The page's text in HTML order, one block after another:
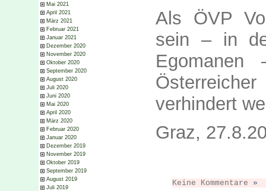
Mai 2021
April 2021
März 2021
Februar 2021
Januar 2021
Dezember 2020
November 2020
Oktober 2020
September 2020
August 2020
Juli 2020
Juni 2020
Mai 2020
April 2020
März 2020
Februar 2020
Januar 2020
Dezember 2019
November 2019
Oktober 2019
September 2019
August 2019
Juli 2019
Als ÖVP
sein – in
verhindert
Graz,
Keine Kommentare »